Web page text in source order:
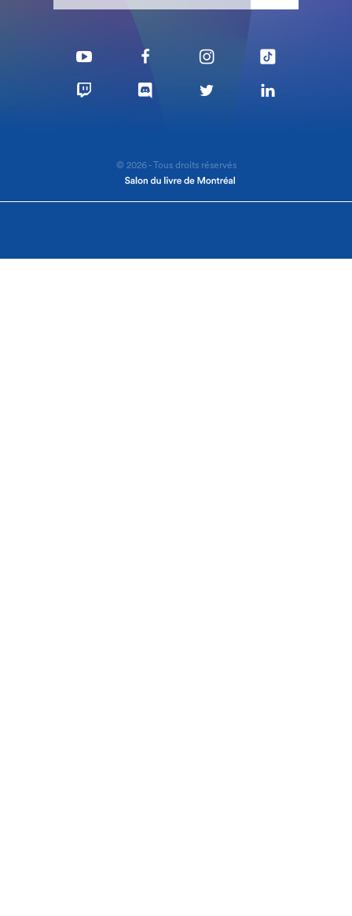
© 2026 - Tous droits réservés